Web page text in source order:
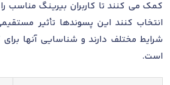
کمک می کنند تا کاربران بیرینگ مناسب
انتخاب کنند این پسوندها تأثیر
شرایط مختلف دارند و شناسایی آنها
است.